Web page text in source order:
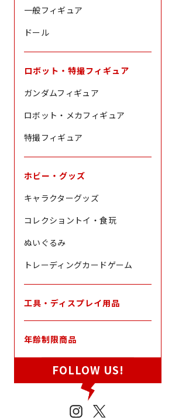
一般フィギュア
ドール
ロボット・特撮フィギュア
ガンダムフィギュア
ロボット・メカフィギュア
特撮フィギュア
ホビー・グッズ
キャラクターグッズ
コレクショントイ・食玩
ぬいぐるみ
トレーディングカードゲーム
工具・ディスプレイ用品
年齢制限商品
FOLLOW US!
Instagram